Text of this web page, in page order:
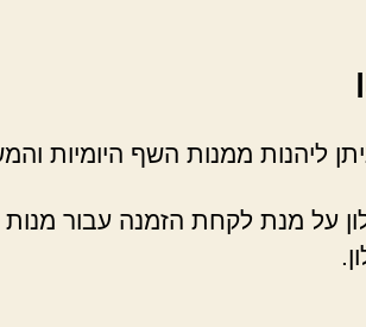
ליהנות ממנות השף היומיות
על מנת לקחת הזמנה עבור